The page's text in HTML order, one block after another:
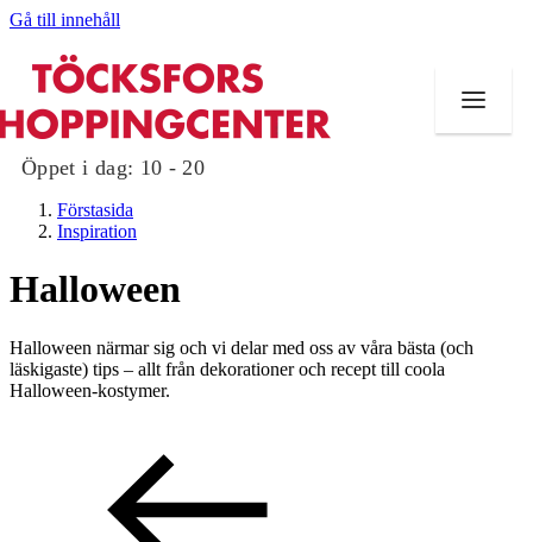
Gå till innehåll
Öppet i dag: 10 - 20
Mat och dryck
Erbjudanden
Kundklubb
Förstasida
Inspiration
Halloween
Halloween närmar sig och vi delar med oss ​​av våra bästa (och
läskigaste) tips – allt från dekorationer och recept till coola
Halloween-kostymer.